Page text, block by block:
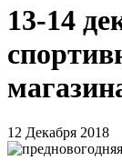
13-14
12 Декабря 2018